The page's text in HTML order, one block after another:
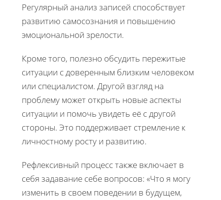
Регулярный анализ записей способствует
развитию самосознания и повышению
эмоциональной зрелости.
Кроме того, полезно обсудить пережитые
ситуации с доверенным близким человеком
или специалистом. Другой взгляд на
проблему может открыть новые аспекты
ситуации и помочь увидеть её с другой
стороны. Это поддерживает стремление к
личностному росту и развитию.
Рефлексивный процесс также включает в
себя задавание себе вопросов: «Что я могу
изменить в своем поведении в будущем,